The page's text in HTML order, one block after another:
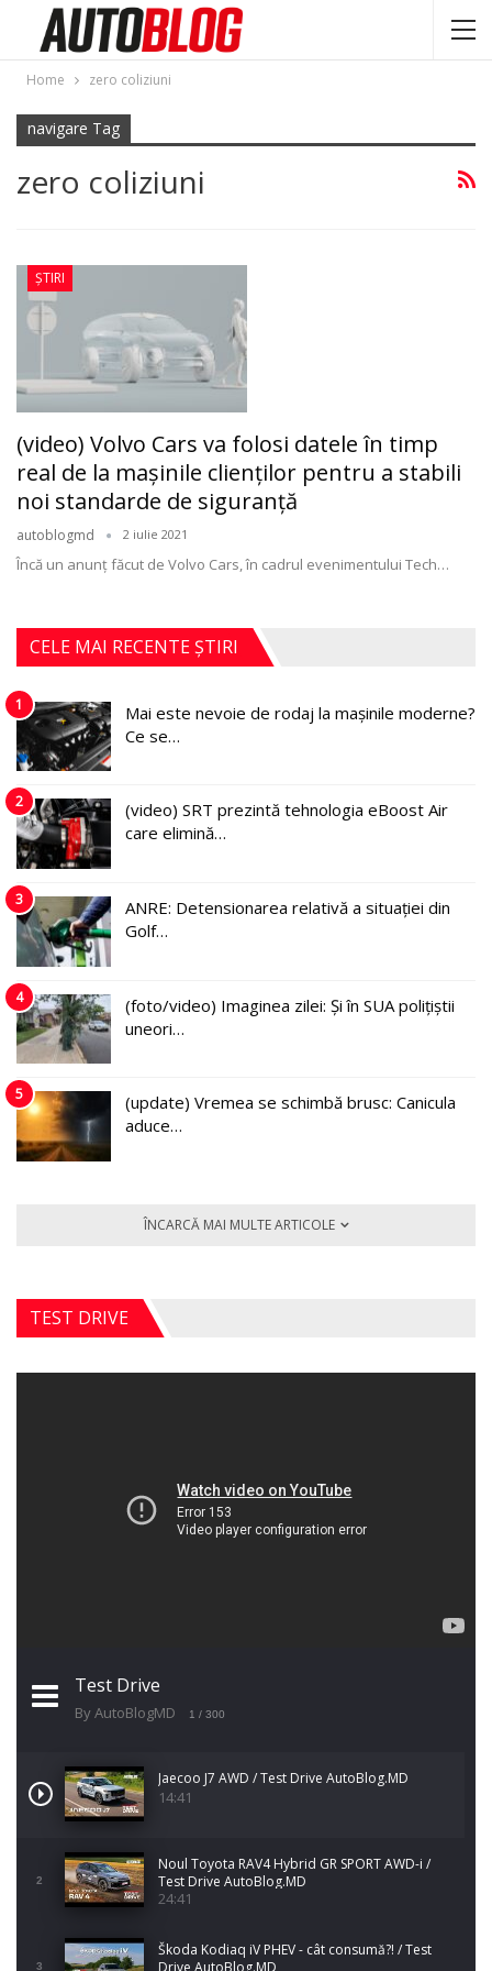
Home zero coliziuni
navigare Tag
zero coliziuni
ȘTIRI
(video) Volvo Cars va folosi datele în timp
real de la mașinile clienților pentru a stabili
noi standarde de siguranță
autoblogmd 2 iulie 2021
Încă un anunţ făcut de Volvo Cars, în cadrul evenimentului Tech…
CELE MAI RECENTE ȘTIRI
1
Mai este nevoie de rodaj la mașinile moderne?
Ce se…
2
(video) SRT prezintă tehnologia eBoost Air
care elimină…
3
ANRE: Detensionarea relativă a situației din
Golf…
4
(foto/video) Imaginea zilei: Și în SUA polițiștii
uneori…
5
(update) Vremea se schimbă brusc: Canicula
aduce…
ÎNCARCĂ MAI MULTE ARTICOLE
TEST DRIVE
Test Drive
By AutoBlogMD 1 / 300
Jaecoo J7 AWD / Test Drive AutoBlog.MD
14:41
2
Noul Toyota RAV4 Hybrid GR SPORT AWD-i /
Test Drive AutoBlog.MD
24:41
3
Škoda Kodiaq iV PHEV - cât consumă?! / Test
Drive AutoBlog.MD